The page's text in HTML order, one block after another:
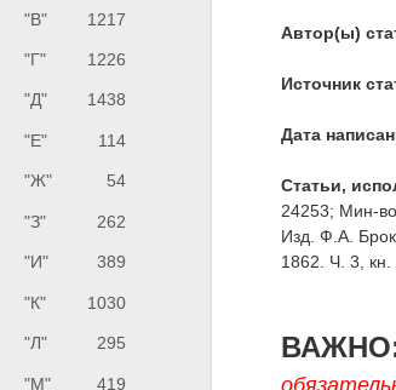
"В" 1217
"Г" 1226
"Д" 1438
"Е" 114
"Ж" 54
"З" 262
"И" 389
"К" 1030
"Л" 295
"М" 419
Автор(ы)
Источник
Дата
Статьи,
24253; Мин-
Изд. Ф.А.
1862. Ч. 3, кн.